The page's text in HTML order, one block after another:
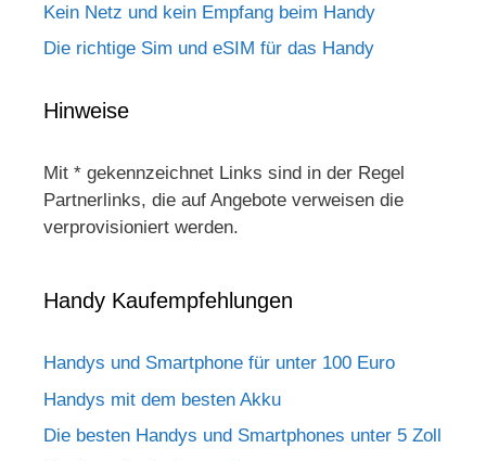
Kein Netz und kein Empfang beim Handy
Die richtige Sim und eSIM für das Handy
Hinweise
Mit * gekennzeichnet Links sind in der Regel
Partnerlinks, die auf Angebote verweisen die
verprovisioniert werden.
Handy Kaufempfehlungen
Handys und Smartphone für unter 100 Euro
Handys mit dem besten Akku
Die besten Handys und Smartphones unter 5 Zoll